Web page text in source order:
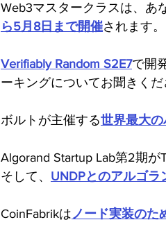
Web3マスタークラスは、あ
ら5月8日まで開催されます。
Verifiably Random S2E7で開
ーキングについてお聞きくだ
ボルトが主催する世界最大
Algorand Startup Lab第2期が
そして、 UNDPとのアルゴ
CoinFabrikはノード実装のた